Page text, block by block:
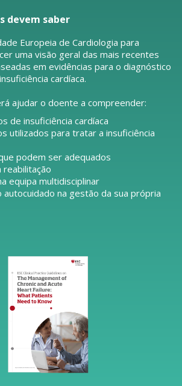
devem saber
Europeia de Cardiologia para
uma visão geral das mais recentes
em evidências para o diagnóstico
cardíaca.
ajudar o doente a compreender:
de insuficiência cardíaca
utilizados para tratar a insuficiência
podem ser adequados
reabilitação
equipa multidisciplinar
autocuidado na gestão da sua própria